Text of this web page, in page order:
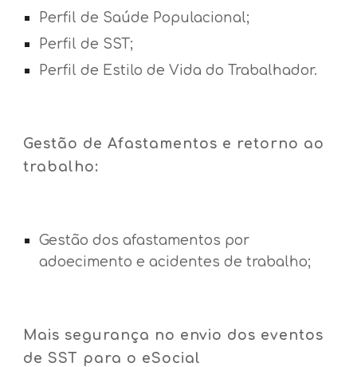
Perfil de Saúde Populacional;
Perfil de SST;
Perfil de Estilo de Vida do Trabalhador.
Gestão de Afastamentos e retorno ao
trabalho:
Gestão dos afastamentos por
adoecimento e acidentes de trabalho;
Mais segurança no envio dos eventos
de SST para o eSocial